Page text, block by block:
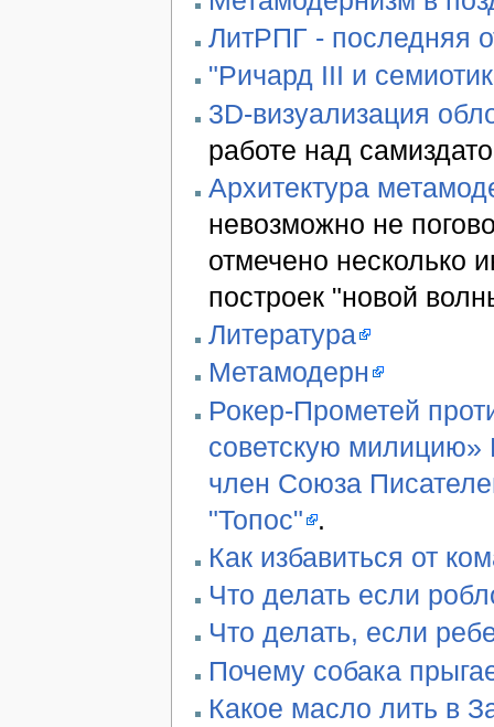
ЛитРПГ - последняя
"Ричард III и
3D-визуализация
работе над
Архитектура
невозможно не
отмечено несколько
построек "новой
Литература
Метамодерн
Рокер-Прометей
советскую
член Союза
"Топос" .
Как избавиться от
Что делать если
Что делать, если
Почему собака
Какое масло лить в